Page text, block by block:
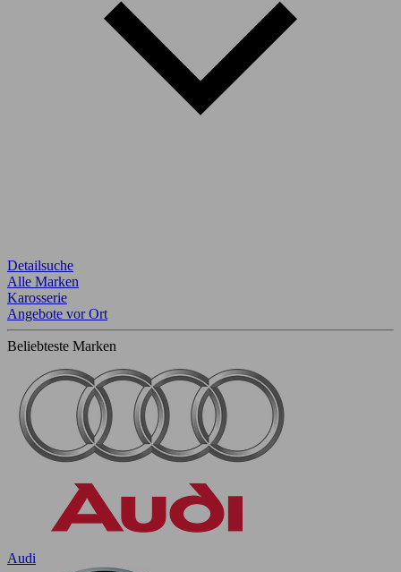
Detailsuche
Alle Marken
Karosserie
Angebote vor Ort
Beliebteste Marken
Audi